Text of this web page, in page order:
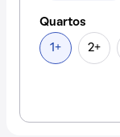
Quartos
1+ 2+